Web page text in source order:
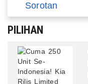
Sorotan
PILIHAN